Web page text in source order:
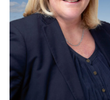
Annonsera
Läs E-
Om tidningen
Kontakt